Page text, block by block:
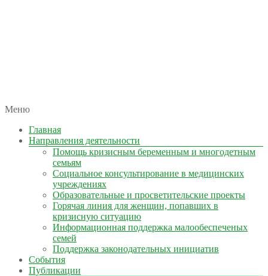
КОЛЫМА — ЗА ЖИЗНЬ
автономная некоммерческая организация
Меню
Главная
Направления деятельности
Помощь кризисным беременным и многодетным
семьям
Социальное консультирование в медицинских
учреждениях
Образовательные и просветительские проекты
Горячая линия для женщин, попавших в
кризисную ситуацию
Информационная поддержка малообеспеченых
семей
Поддержка законодательных инициатив
События
Публикации